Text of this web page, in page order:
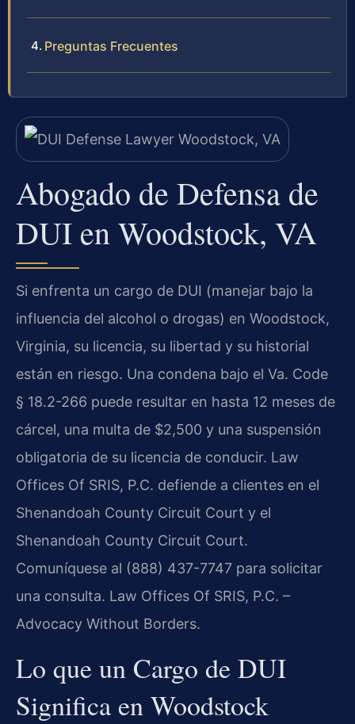
Preguntas Frecuentes
Abogado de Defensa de
DUI en Woodstock, VA
Si enfrenta un cargo de DUI (manejar bajo la
influencia del alcohol o drogas) en Woodstock,
Virginia, su licencia, su libertad y su historial
están en riesgo. Una condena bajo el Va. Code
§ 18.2-266 puede resultar en hasta 12 meses de
cárcel, una multa de $2,500 y una suspensión
obligatoria de su licencia de conducir. Law
Offices Of SRIS, P.C. defiende a clientes en el
Shenandoah County Circuit Court y el
Shenandoah County Circuit Court.
Comuníquese al (888) 437-7747 para solicitar
una consulta. Law Offices Of SRIS, P.C. –
Advocacy Without Borders.
Lo que un Cargo de DUI
Significa en Woodstock